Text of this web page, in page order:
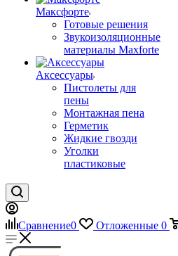
Максфорте
Готовые решения
Звукоизоляционные
материалы Maxforte
Аксессуары
Пистолеты для
пены
Монтажная пена
Герметик
Жидкие гвозди
Уголки
пластиковые
Сравнение0 Отложенные 0